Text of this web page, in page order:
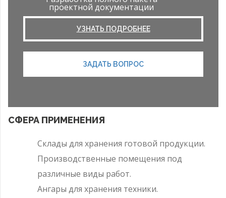
проектной документации
УЗНАТЬ ПОДРОБНЕЕ
ЗАДАТЬ ВОПРОС
СФЕРА ПРИМЕНЕНИЯ
Склады для хранения готовой продукции.
Производственные помещения под
различные виды работ.
Ангары для хранения техники.